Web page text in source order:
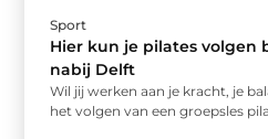
Sport
Hier kun je pilates volgen
nabij Delft
Wil jij werken aan je kracht, je
het volgen van een groepsles